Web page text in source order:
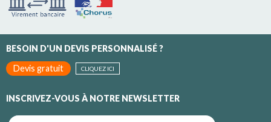
BESOIN D'UN DEVIS PERSONNALISÉ ?
Devis gratuit
CLIQUEZ ICI
INSCRIVEZ-VOUS À NOTRE NEWSLETTER